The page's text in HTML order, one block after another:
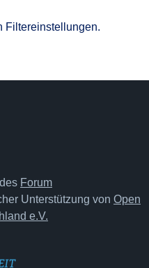
Filtereinstellungen.
Forum
Unterstützung von Open
e.V.